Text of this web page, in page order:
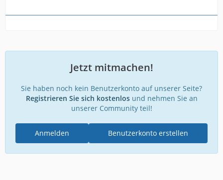
Jetzt mitmachen!
Sie haben noch kein Benutzerkonto auf unserer Seite?
Registrieren Sie sich kostenlosund nehmen Sie an
unserer Community teil!
Benutzerkonto erstellen
Anmelden